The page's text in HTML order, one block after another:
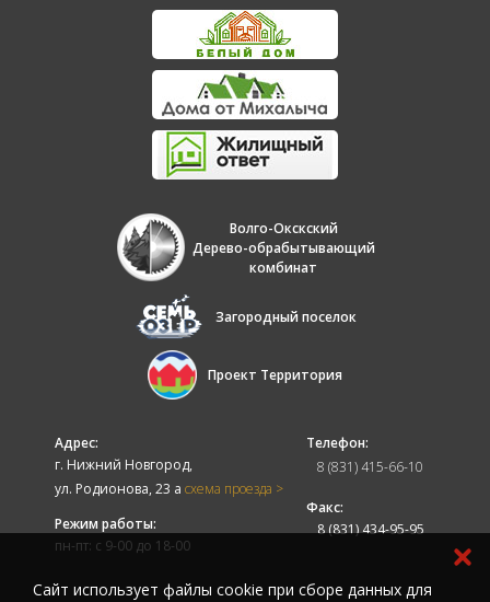
Волго-Окскский
Дерево-обрабытывающий
комбинат
Загородный поселок
Проект Территория
Адрес:
г. Нижний Новгород,
ул. Родионова, 23 а схема проезда >
Режим работы:
пн-пт: с 9-00 до 18-00
Телефон:
8 (831) 415-66-10
Факс:
8 (831) 434-95-95
Cайт использует файлы cookie при сборе данных для